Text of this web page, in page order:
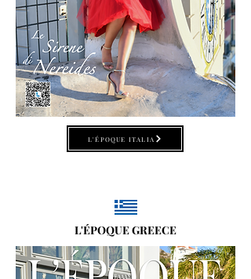
L'ÉPOQUE ITALIA
L'ÉPOQUE GREECE